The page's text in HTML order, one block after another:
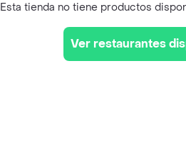
Esta tienda no tiene productos
Ver restaurantes